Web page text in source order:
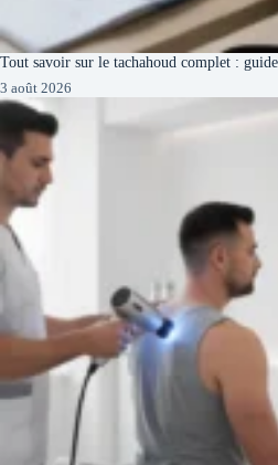
Tout savoir sur le tachahoud complet :
3 août 2026